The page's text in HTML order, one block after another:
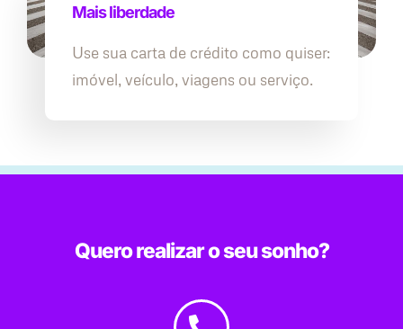
Mais liberdade
Use sua carta de crédito como quiser:
imóvel, veículo, viagens ou serviço.
Quero realizar o seu sonho?